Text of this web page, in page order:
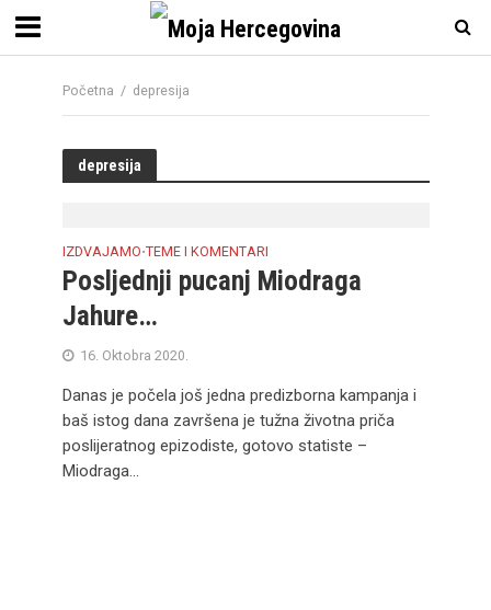
Početna / depresija
depresija
IZDVAJAMO•TEME I KOMENTARI
Posljednji pucanj Miodraga
Jahure…
16. Oktobra 2020.
Danas je počela još jedna predizborna kampanja i
baš istog dana završena je tužna životna priča
poslijeratnog epizodiste, gotovo statiste –
Miodraga...